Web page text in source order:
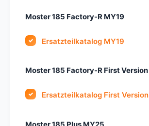
Moster 185 Factory-R MY19
Ersatzteilkatalog MY19
Moster 185 Factory-R First Version
Ersatzteilkatalog First Version
Moster 185 Plus MY25